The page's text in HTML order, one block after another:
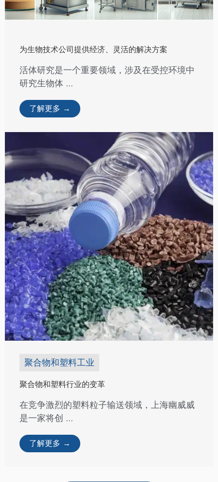
为生物技术公司提供经济、灵活的解决方案
活体研究是一个重要领域，涉及在受控环境中
研究生物体 ...
了解更多 →
聚合物和塑料工业